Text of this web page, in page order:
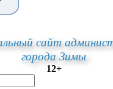
сайт
города Зимы
12+